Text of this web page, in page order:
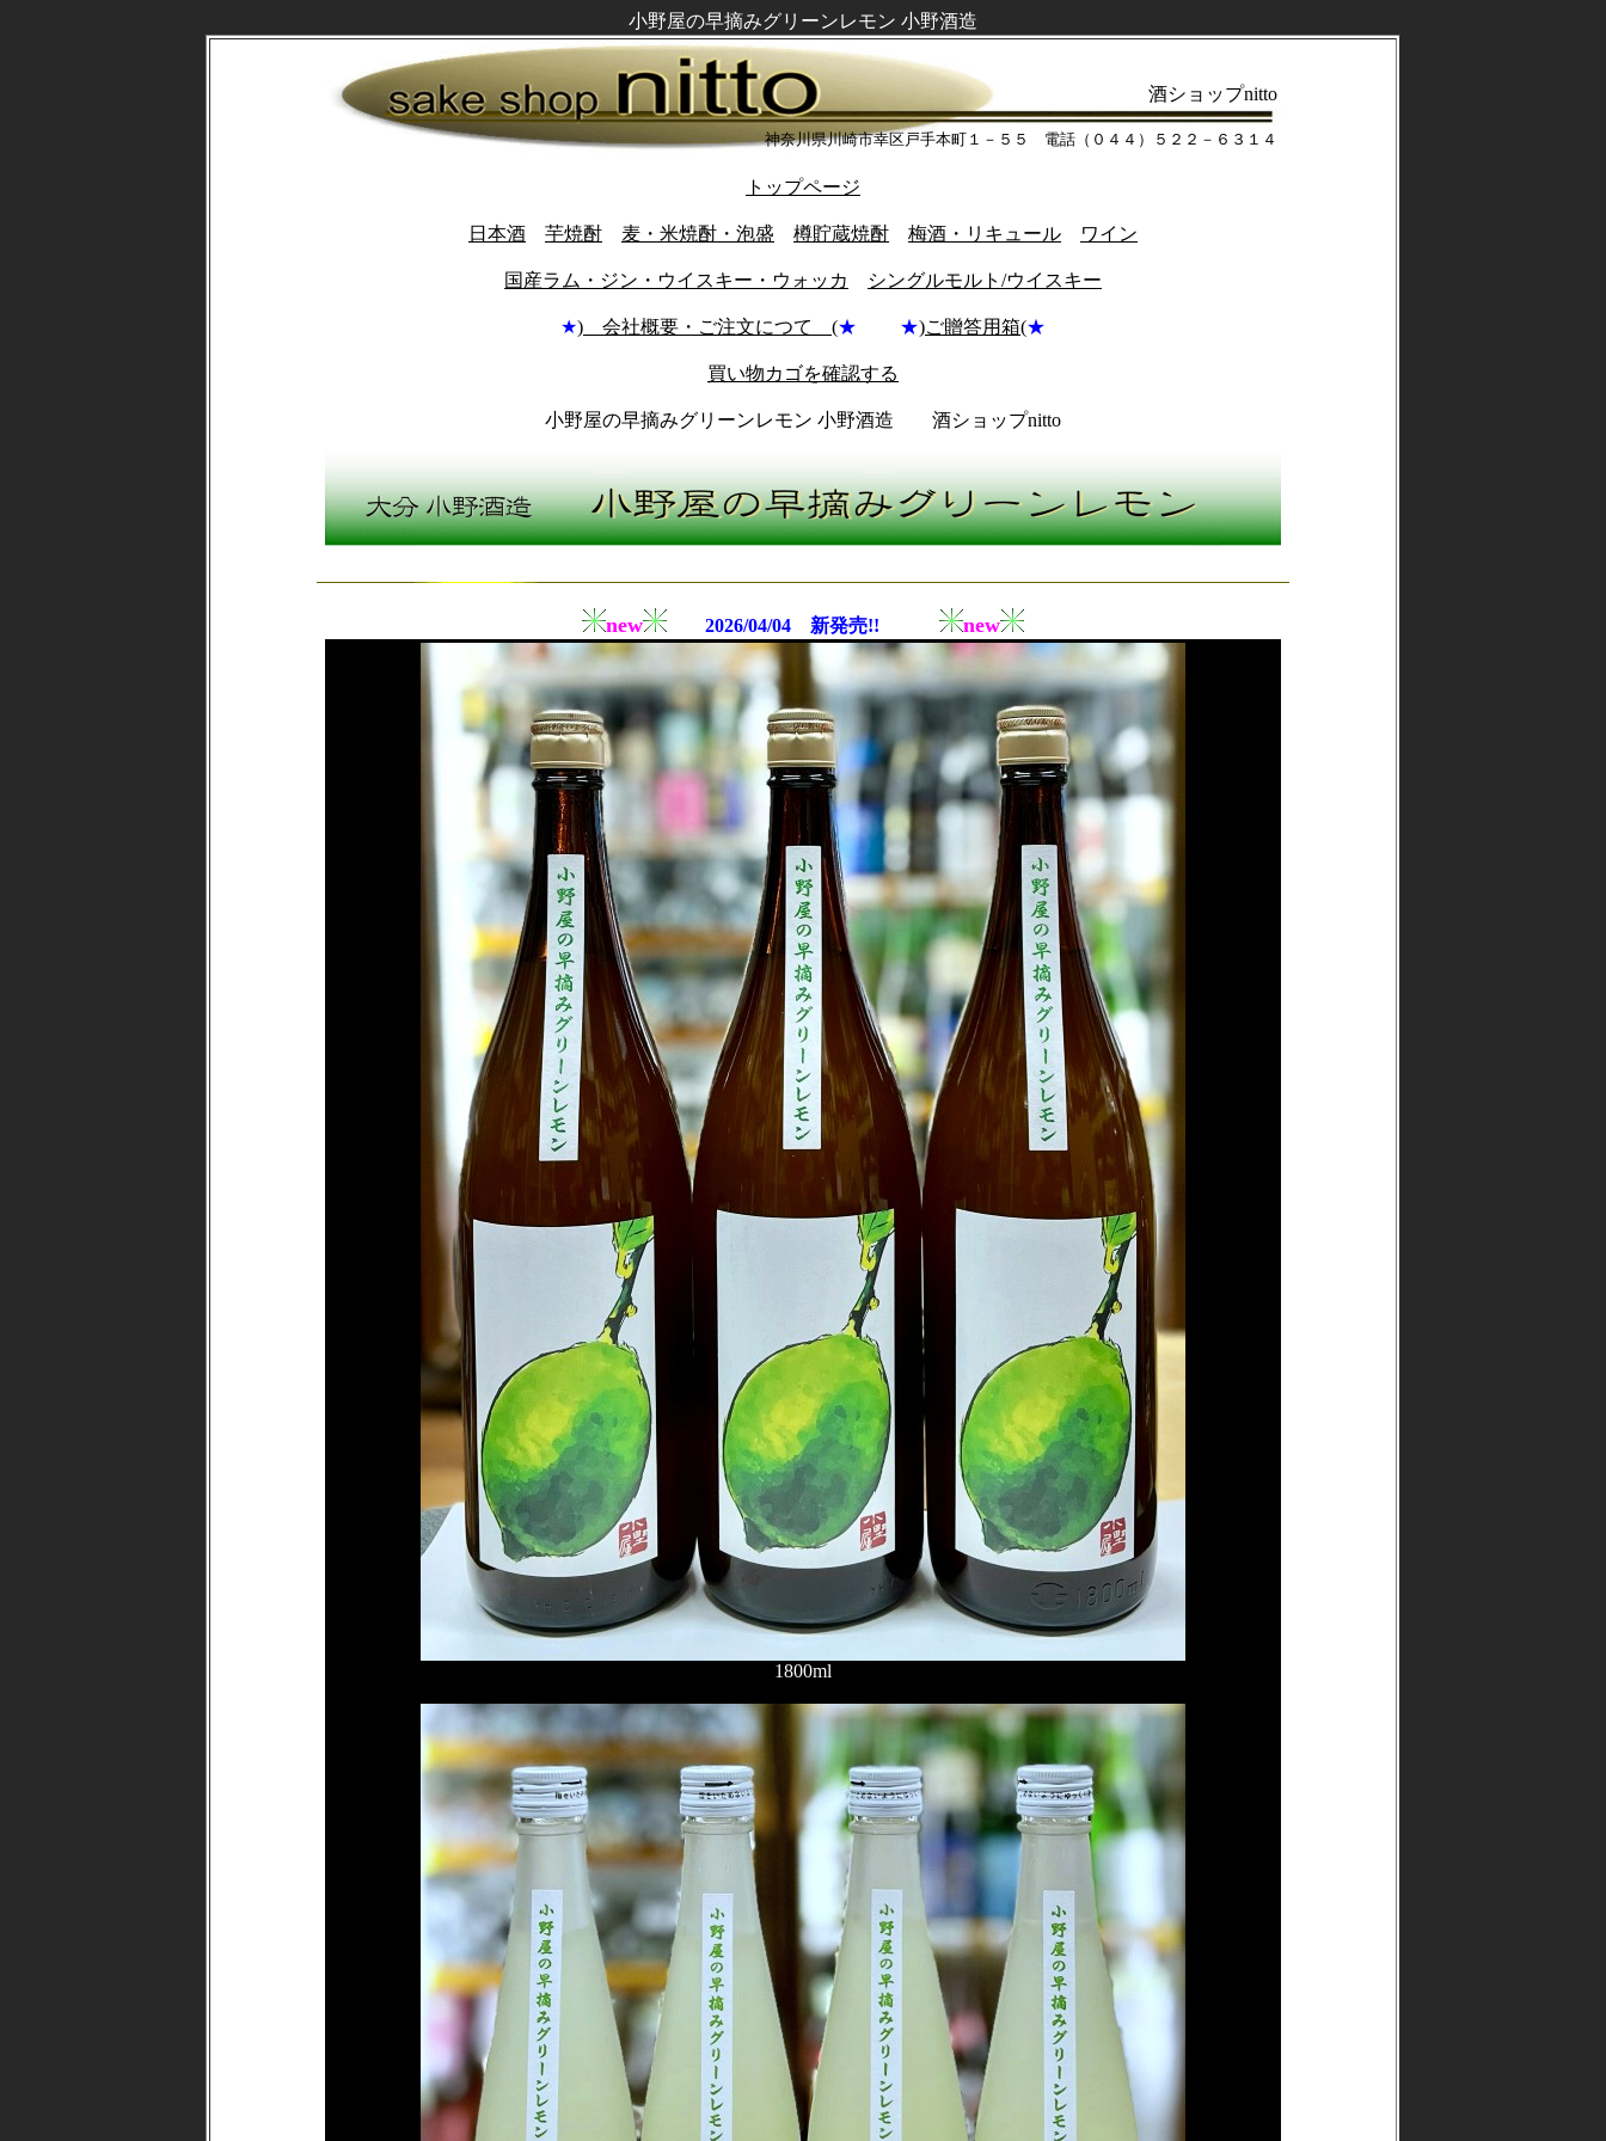
小野屋の早摘みグリーンレモン 小野酒造
酒ショップnitto
神奈川県川崎市幸区戸手本町１－５５ 電話（０４４）５２２－６３１４
トップページ
日本酒 芋焼酎 麦・米焼酎・泡盛 樽貯蔵焼酎 梅酒・リキュール ワイン
国産ラム・ジン・ウイスキー・ウォッカ シングルモルト/ウイスキー
★) 会社概要・ご注文につて (★ ★)ご贈答用箱(★
買い物カゴを確認する
小野屋の早摘みグリーンレモン 小野酒造 酒ショップnitto
new 2026/04/04 新発売!! new
1800ml